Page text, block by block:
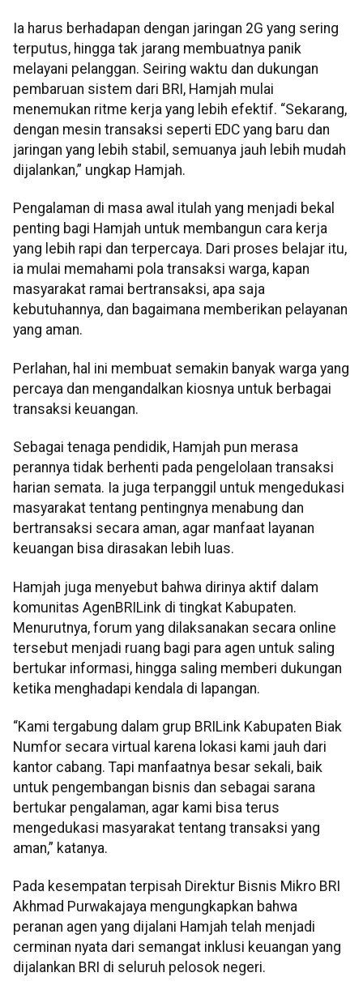
Ia harus berhadapan dengan jaringan 2G yang sering
terputus, hingga tak jarang membuatnya panik
melayani pelanggan. Seiring waktu dan dukungan
pembaruan sistem dari BRI, Hamjah mulai
menemukan ritme kerja yang lebih efektif. “Sekarang,
dengan mesin transaksi seperti EDC yang baru dan
jaringan yang lebih stabil, semuanya jauh lebih mudah
dijalankan,” ungkap Hamjah.
Pengalaman di masa awal itulah yang menjadi bekal
penting bagi Hamjah untuk membangun cara kerja
yang lebih rapi dan terpercaya. Dari proses belajar itu,
ia mulai memahami pola transaksi warga, kapan
masyarakat ramai bertransaksi, apa saja
kebutuhannya, dan bagaimana memberikan pelayanan
yang aman.
Perlahan, hal ini membuat semakin banyak warga yang
percaya dan mengandalkan kiosnya untuk berbagai
transaksi keuangan.
Sebagai tenaga pendidik, Hamjah pun merasa
perannya tidak berhenti pada pengelolaan transaksi
harian semata. Ia juga terpanggil untuk mengedukasi
masyarakat tentang pentingnya menabung dan
bertransaksi secara aman, agar manfaat layanan
keuangan bisa dirasakan lebih luas.
Hamjah juga menyebut bahwa dirinya aktif dalam
komunitas AgenBRILink di tingkat Kabupaten.
Menurutnya, forum yang dilaksanakan secara online
tersebut menjadi ruang bagi para agen untuk saling
bertukar informasi, hingga saling memberi dukungan
ketika menghadapi kendala di lapangan.
“Kami tergabung dalam grup BRILink Kabupaten Biak
Numfor secara virtual karena lokasi kami jauh dari
kantor cabang. Tapi manfaatnya besar sekali, baik
untuk pengembangan bisnis dan sebagai sarana
bertukar pengalaman, agar kami bisa terus
mengedukasi masyarakat tentang transaksi yang
aman,” katanya.
Pada kesempatan terpisah Direktur Bisnis Mikro BRI
Akhmad Purwakajaya mengungkapkan bahwa
peranan agen yang dijalani Hamjah telah menjadi
cerminan nyata dari semangat inklusi keuangan yang
dijalankan BRI di seluruh pelosok negeri.